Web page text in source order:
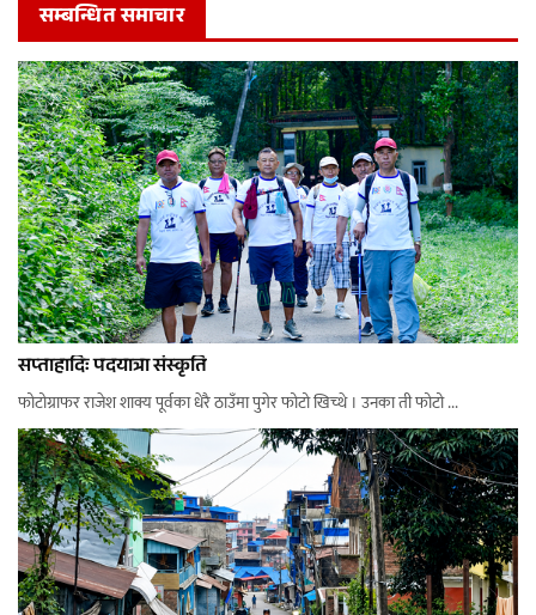
सम्बन्धित समाचार
सप्ताहादिः पदयात्रा संस्कृति
फोटोग्राफर राजेश शाक्य पूर्वका धेरै ठाउँमा पुगेर फोटो खिच्थे । उनका ती फोटो ...